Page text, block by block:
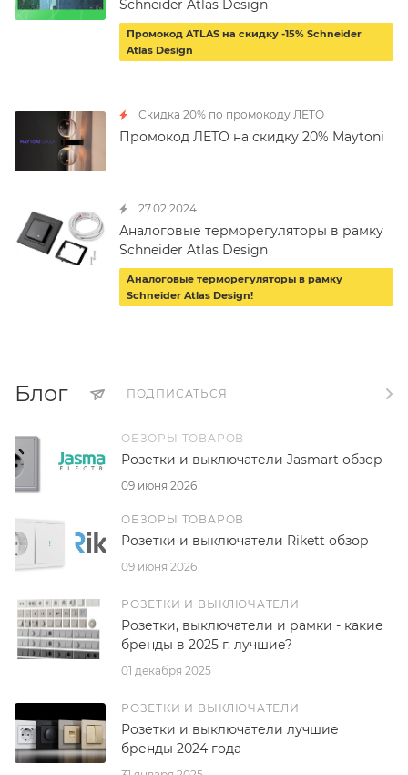
Schneider Atlas Design
Промокод ATLAS на скидку -15% Schneider
Atlas Design
Скидка 20% по промокоду ЛЕТО
Промокод ЛЕТО на скидку 20% Maytoni
27.02.2024
Аналоговые терморегуляторы в рамку
Schneider Atlas Design
Аналоговые терморегуляторы в рамку
Schneider Atlas Design!
Блог ПОДПИСАТЬСЯ
ОБЗОРЫ ТОВАРОВ
09 июня 2026
Розетки и выключатели Jasmart обзор
ОБЗОРЫ ТОВАРОВ
09 июня 2026
Розетки и выключатели Rikett обзор
РОЗЕТКИ И ВЫКЛЮЧАТЕЛИ
01 декабря 2025
Розетки, выключатели и рамки - какие
бренды в 2025 г. лучшие?
РОЗЕТКИ И ВЫКЛЮЧАТЕЛИ
Розетки и выключатели лучшие
бренды 2024 года